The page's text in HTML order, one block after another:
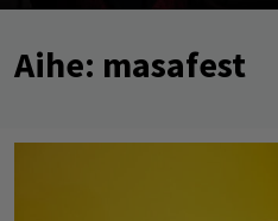
Aihe: masafest